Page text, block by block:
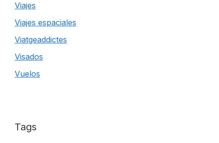
Viajes
Viajes espaciales
Viatgeaddictes
Visados
Vuelos
Tags